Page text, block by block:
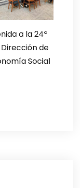
a la 24ª
de
Social